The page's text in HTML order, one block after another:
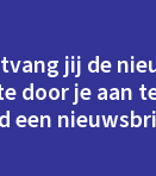
jij de
door je aan
een